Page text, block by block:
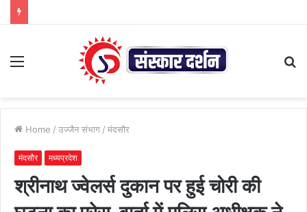
Menu
Home / उज्जैन संभाग / मंदसौर
मंदसौर मध्यप्रदेश
श्रीनाथ ज्वेलर्स दुकान पर हुई चोरी की